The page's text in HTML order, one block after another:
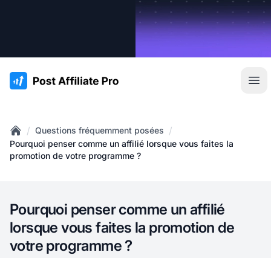
:site.title
Home
/ Questions fréquemment posées /
Pourquoi penser comme un affilié lorsque vous faites la
promotion de votre programme ?
Pourquoi penser comme un affilié
lorsque vous faites la promotion de
votre programme ?